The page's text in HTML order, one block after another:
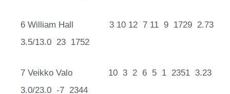
6 William Hall 3 10 12 7 11 9 1729 2.73
3.5/13.0 23 1752
7 Veikko Valo 10 3 2 6 5 1 2351 3.23
3.0/23.0 -7 2344